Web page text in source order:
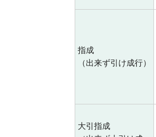
指成
（出来ず引け成行）
大引指成